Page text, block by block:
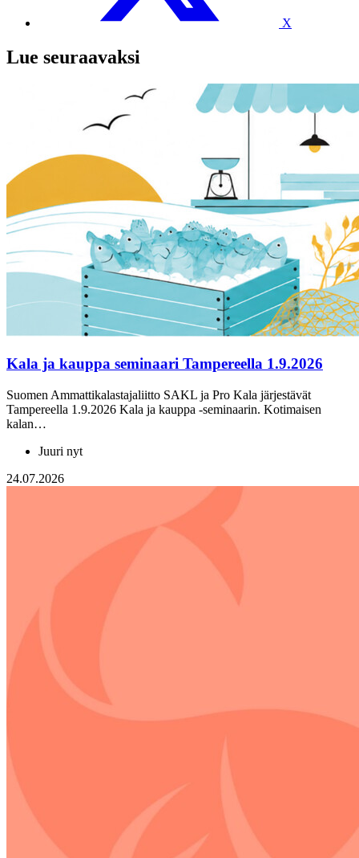
X
Lue seuraavaksi
Kala ja kauppa seminaari Tampereella 1.9.2026
Suomen Ammattikalastajaliitto SAKL ja Pro Kala järjestävät
Tampereella 1.9.2026 Kala ja kauppa -seminaarin. Kotimaisen
kalan…
Juuri nyt
24.07.2026